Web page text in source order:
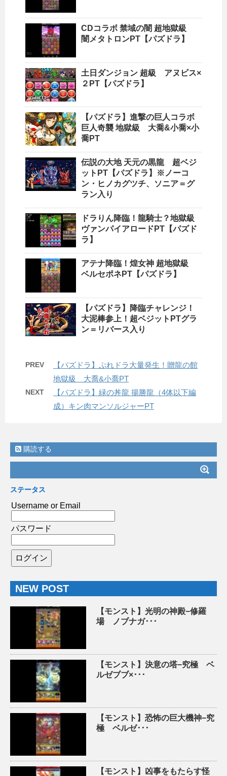
CDコラボ 禁域の闇 超地獄級
闇メタトロンPT【パズドラ】
土日ダンジョン 超級 アヌビス×
２PT【パズドラ】
【パズドラ】進撃の巨人コラボ
巨人奇襲 地獄級 大喬&小喬×小
喬PT
伝説の大地 天元の黒龍 超ベジ
ットPT【パズドラ】※ノーコ
ン・ヒノカグツチ、ソニア＝グ
ラン入り
ドラりん降臨！龍騎士？地獄級
ヴァンパイアロードPT【パズド
ラ】
アテナ降臨！煌女神 超地獄級
ベルセポネPT【パズドラ】
【パズドラ】降臨チャレンジ！
大泥棒参上！超ベジットPTグラ
ン＝リバース入り
PREV
【パズドラ】ぷれドラ大量発生！贈龍の館
地獄級 大喬&小喬PT
NEXT
【パズドラ】緑の丼龍 揚勝龍（4体以下編
成）キン肉マンソルジャーPT
購読する
ステータス
Username or Email
パスワード
NEW POST
【モンスト】光明の神殿−修羅
場 ノブナガ･･･
【モンスト】決意の塔−究極 ベ
ルゼブブ×･･･
【モンスト】恐怖の巨大機神−究
極 ベルゼ･･･
【モンスト】凶事をもたらす怪